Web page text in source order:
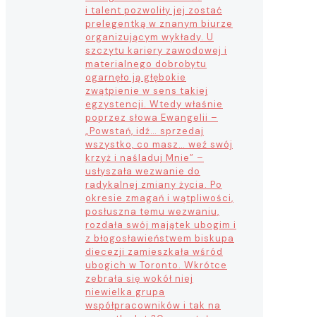
i talent pozwoliły jej zostać
prelegentką w znanym biurze
organizującym wykłady. U
szczytu kariery zawodowej i
materialnego dobrobytu
ogarnęło ją głębokie
zwątpienie w sens takiej
egzystencji. Wtedy właśnie
poprzez słowa Ewangelii –
„Powstań, idź… sprzedaj
wszystko, co masz… weź swój
krzyż i naśladuj Mnie” –
usłyszała wezwanie do
radykalnej zmiany życia. Po
okresie zmagań i wątpliwości,
posłuszna temu wezwaniu,
rozdała swój majątek ubogim i
z błogosławieństwem biskupa
diecezji zamieszkała wśród
ubogich w Toronto. Wkrótce
zebrała się wokół niej
niewielka grupa
współpracowników i tak na